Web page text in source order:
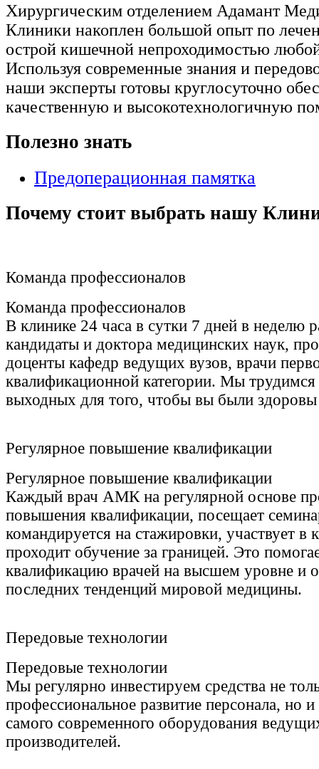
Хирургическим отделением Адамант
Клиники накоплен большой опыт по
острой кишечной непроходимостью
Используя современные знания и
наши эксперты готовы круглосуточно
качественную и высокотехнологичную
Полезно знать
Предоперационная памятка
Почему стоит выбрать нашу
Команда профессионалов
Команда профессионалов
В клинике 24 часа в сутки 7 дней в неделю
кандидаты и доктора медицинских наук,
доценты кафедр ведущих вузов, врачи
квалификационной категории. Мы трудимся
выходных для того, чтобы вы были здоровы
Регулярное повышение квалификации
Регулярное повышение квалификации
Каждый врач АМК на регулярной основе
повышения квалификации, посещает
командируется на стажировки, участвует в
проходит обучение за границей. Это
квалификацию врачей на высшем уровне и
последних тенденций мировой медицины.
Передовые технологии
Передовые технологии
Мы регулярно инвестируем средства не
профессиональное развитие персонала, но
самого современного оборудования
производителей.